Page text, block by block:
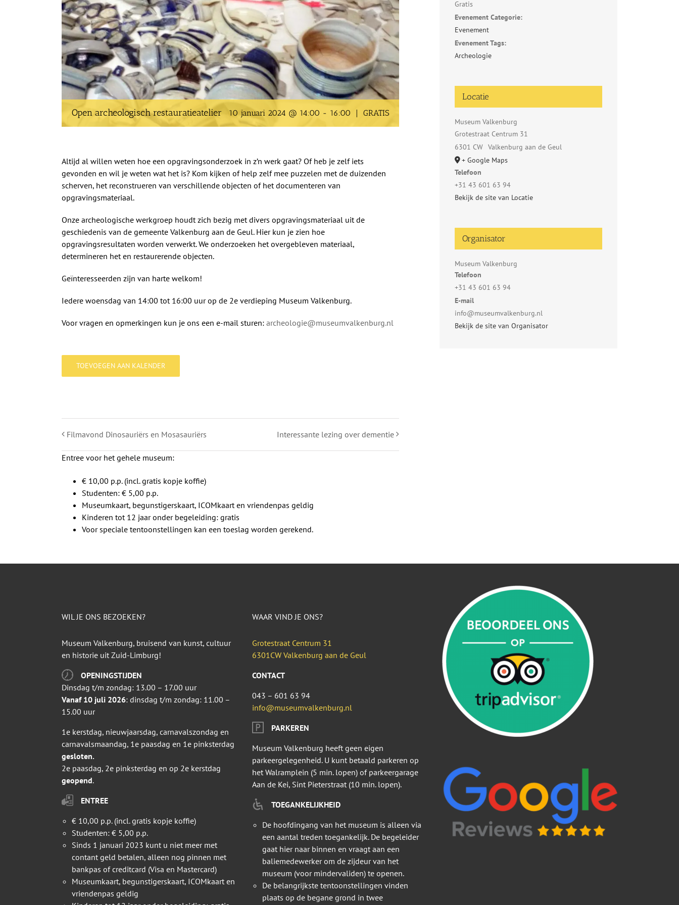
Open archeologisch restauratieatelier 10 januari 2024 @ 14:00 - 16:00 | GRATIS
Altijd al willen weten hoe een opgravingsonderzoek in z’n werk gaat? Of heb je zelf iets
gevonden en wil je weten wat het is? Kom kijken of help zelf mee puzzelen met de duizenden
scherven, het reconstrueren van verschillende objecten of het documenteren van
opgravingsmateriaal.
Onze archeologische werkgroep houdt zich bezig met divers opgravingsmateriaal uit de
geschiedenis van de gemeente Valkenburg aan de Geul. Hier kun je zien hoe
opgravingsresultaten worden verwerkt. We onderzoeken het overgebleven materiaal,
determineren het en restaurerende objecten.
Geïnteresseerden zijn van harte welkom!
Iedere woensdag van 14:00 tot 16:00 uur op de 2e verdieping Museum Valkenburg.
Voor vragen en opmerkingen kun je ons een e-mail sturen: archeologie@museumvalkenburg.nl
TOEVOEGEN AAN KALENDER
Filmavond Dinosauriërs en Mosasauriërs Interessante lezing over dementie
Entree voor het gehele museum:
€ 10,00 p.p. (incl. gratis kopje koffie)
Studenten: € 5,00 p.p.
Museumkaart, begunstigerskaart, ICOMkaart en vriendenpas geldig
Kinderen tot 12 jaar onder begeleiding: gratis
Voor speciale tentoonstellingen kan een toeslag worden gerekend.
Gratis
Evenement Categorie:
Evenement
Evenement Tags:
Archeologie
Locatie
Museum Valkenburg
Grotestraat Centrum 31
6301 CW Valkenburg aan de Geul
+ Google Maps
Telefoon
+31 43 601 63 94
Bekijk de site van Locatie
Organisator
Museum Valkenburg
Telefoon
+31 43 601 63 94
E-mail
info@museumvalkenburg.nl
Bekijk de site van Organisator
WIL JE ONS BEZOEKEN?
Museum Valkenburg, bruisend van kunst, cultuur
en historie uit Zuid-Limburg!
OPENINGSTIJDEN
Dinsdag t/m zondag: 13.00 – 17.00 uur
Vanaf 10 juli 2026: dinsdag t/m zondag: 11.00 –
15.00 uur
1e kerstdag, nieuwjaarsdag, carnavalszondag en
carnavalsmaandag, 1e paasdag en 1e pinksterdag
gesloten.
2e paasdag, 2e pinksterdag en op 2e kerstdag
geopend.
ENTREE
€ 10,00 p.p. (incl. gratis kopje koffie)
Studenten: € 5,00 p.p.
Sinds 1 januari 2023 kunt u niet meer met
contant geld betalen, alleen nog pinnen met
bankpas of creditcard (Visa en Mastercard)
Museumkaart, begunstigerskaart, ICOMkaart en
vriendenpas geldig
WAAR VIND JE ONS?
Grotestraat Centrum 31
6301CW Valkenburg aan de Geul
CONTACT
043 – 601 63 94
info@museumvalkenburg.nl
PARKEREN
Museum Valkenburg heeft geen eigen
parkeergelegenheid. U kunt betaald parkeren op
het Walramplein (5 min. lopen) of parkeergarage
Aan de Kei, Sint Pieterstraat (10 min. lopen).
TOEGANKELIJKHEID
De hoofdingang van het museum is alleen via
een aantal treden toegankelijk. De begeleider
gaat hier naar binnen en vraagt aan een
baliemedewerker om de zijdeur van het
museum (voor mindervaliden) te openen.
De belangrijkste tentoonstellingen vinden
plaats op de begane grond in twee